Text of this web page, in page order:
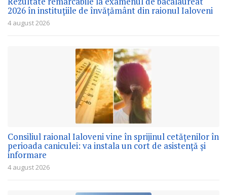
2026 în instituțiile de învățământ din raionul Ialoveni
4 august 2026
Consiliul raional Ialoveni vine în sprijinul cetățenilor în
perioada caniculei: va instala un cort de asistență și
informare
4 august 2026